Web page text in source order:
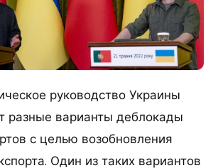
руководство Украины
разные варианты деблокады
с целью возобновления
Один из таких вариантов